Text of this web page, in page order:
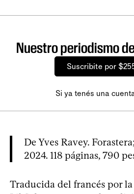
Nuestro periodismo
Suscribite por
Si ya tenés una
De Yves Ravey.
2024. 118 páginas, 790
Traducida del francés por